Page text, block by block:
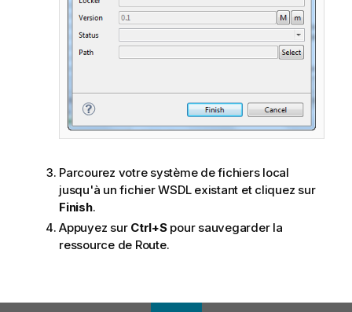
Parcourez votre système de fichiers local
jusqu'à un fichier WSDL existant et cliquez sur
Finish.
Appuyez sur Ctrl+Spour sauvegarder la
ressource de Route.